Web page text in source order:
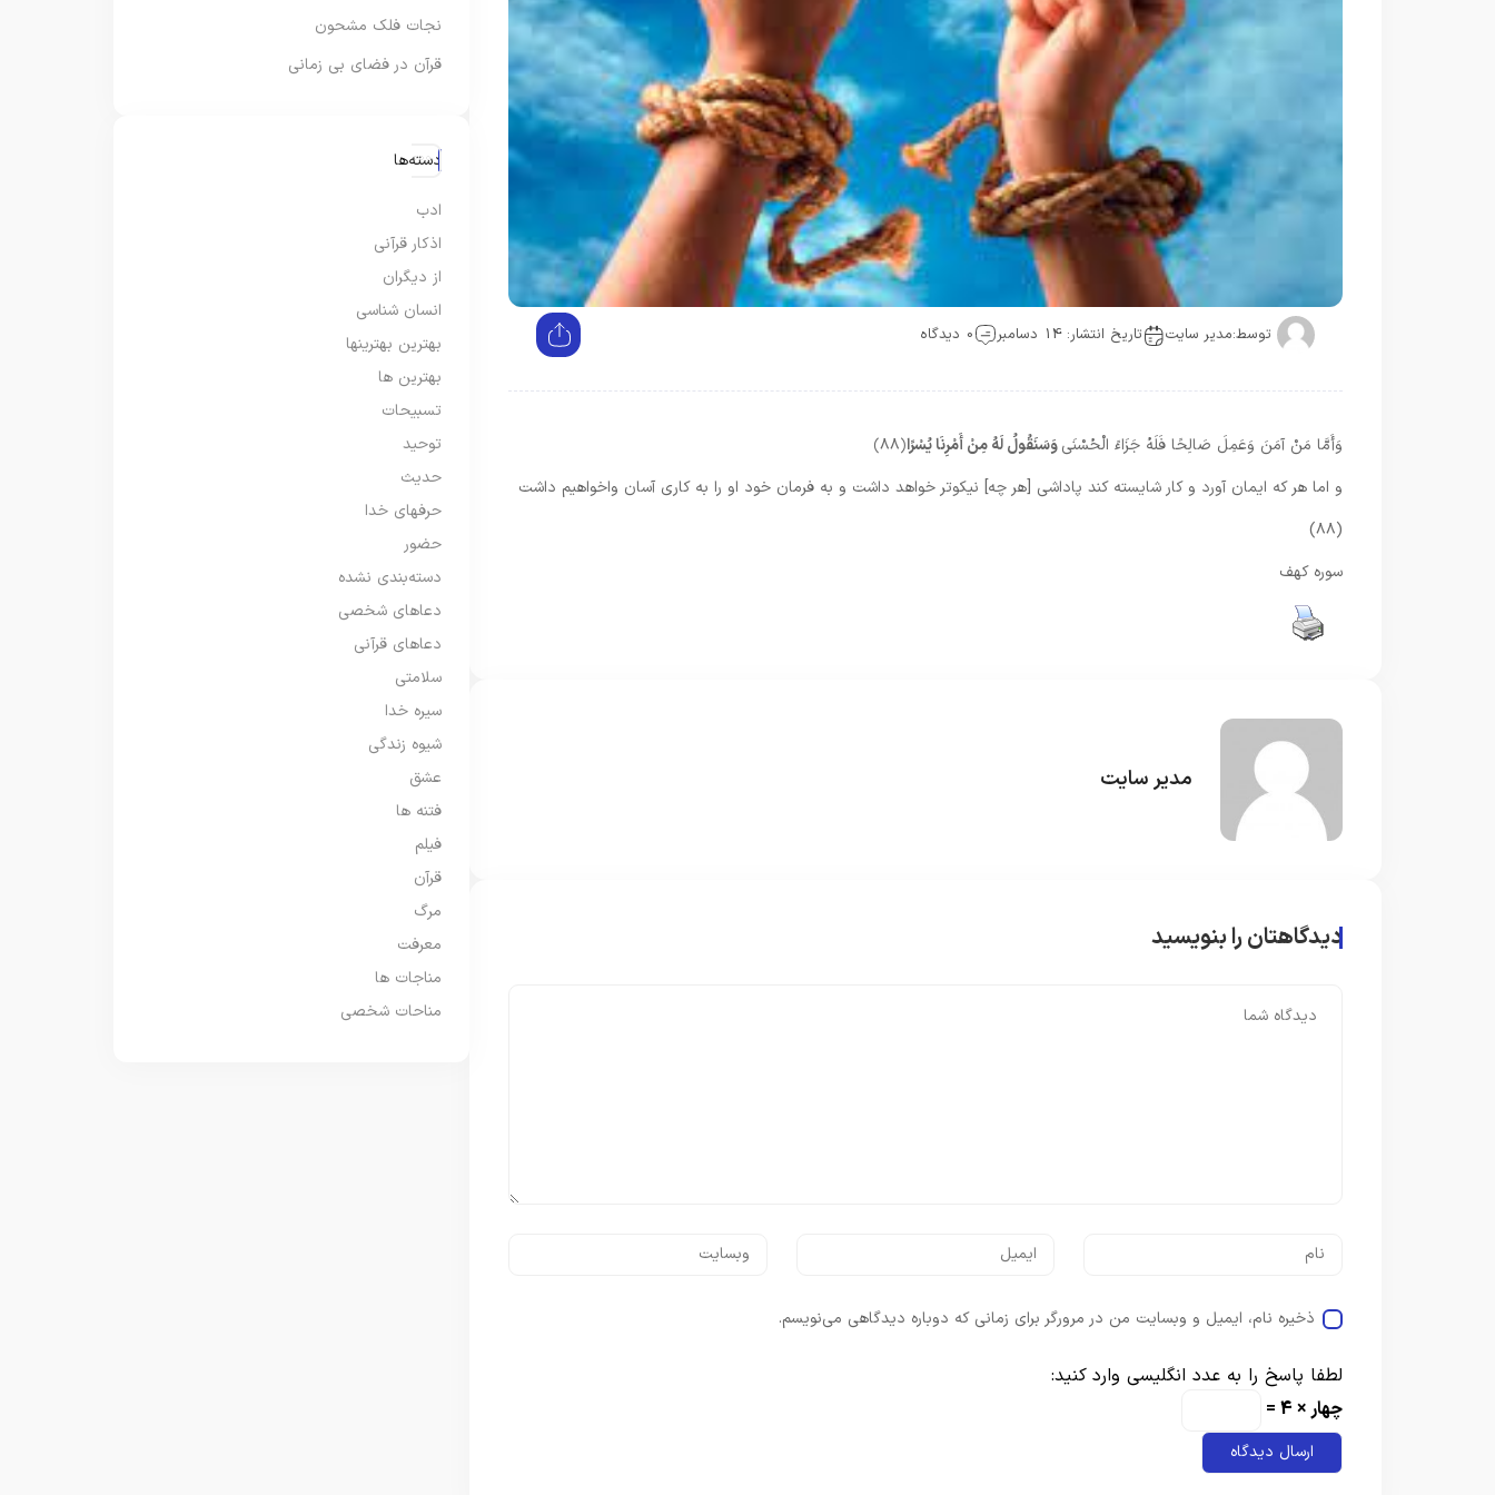
توسط:مدیر سایت تاریخ انتشار: 14 دسامبر 0 دیدگاه
وَأَمَّا مَنْ آمَنَ وَعَمِلَ صَالِحًا فَلَهُ جَزَاءً الْحُسْنَىوَسَنَقُولُ لَهُ مِنْ أَمْرِنَا يُسْرًا﴿۸۸﴾
و اما هر كه ايمان آورد و كار شايسته كند پاداشى [هر چه] نيكوتر خواهد داشت و به فرمان خود او را به كارى آسان واخواهيم داشت
(۸۸)
سوره کهف
مدیر سایت
دیدگاهتان را بنویسید
ذخیره نام، ایمیل و وبسایت من در مرورگر برای زمانی که دوباره دیدگاهی می‌نویسم.
لطفا پاسخ را به عدد انگلیسی وارد کنید:
چهار × 4 =
نجات فلک مشحون
قرآن در فضای بی زمانی
دسته‌ها
ادب
اذکار قرآنی
از دیگران
انسان شناسی
بهترین بهترینها
بهترین ها
تسبیحات
توحید
حدیث
حرفهای خدا
حضور
دسته‌بندی نشده
دعاهای شخصی
دعاهای قرآنی
سلامتی
سیره خدا
شیوه زندگی
عشق
فتنه ها
فیلم
قرآن
مرگ
معرفت
مناجات ها
مناحات شخصی